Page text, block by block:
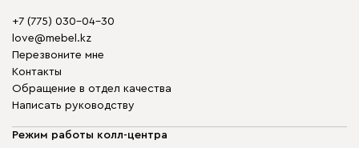
+7 (775) 030-04-30
love@mebel.kz
Перезвоните мне
Контакты
Обращение в отдел качества
Написать руководству
Режим работы колл-центра